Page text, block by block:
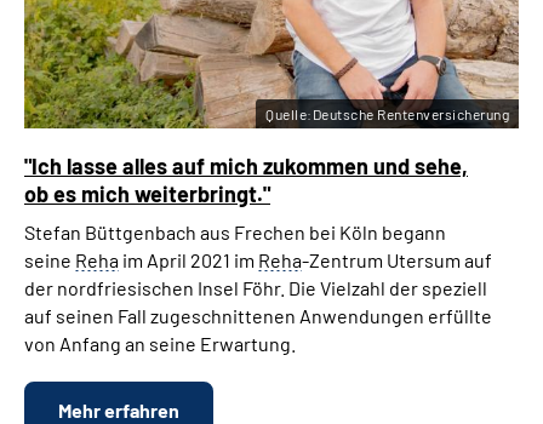
"Ich lasse alles auf mich zukommen und sehe,
ob es mich weiterbringt."
Stefan Büttgenbach aus Frechen bei Köln begann
seine Reha im April 2021 im Reha-Zentrum Utersum auf
der nordfriesischen Insel Föhr. Die Vielzahl der speziell
auf seinen Fall zugeschnittenen Anwendungen erfüllte
von Anfang an seine Erwartung.
Mehr erfahren
Quelle:Deutsche Rentenversicherung